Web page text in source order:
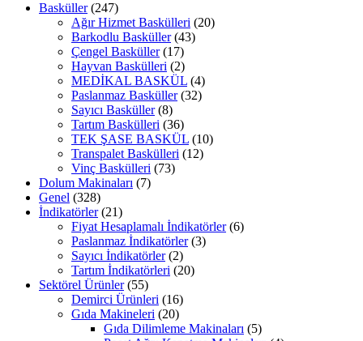
Basküller (247)
Ağır Hizmet Baskülleri (20)
Barkodlu Basküller (43)
Çengel Basküller (17)
Hayvan Baskülleri (2)
MEDİKAL BASKÜL (4)
Paslanmaz Basküller (32)
Sayıcı Basküller (8)
Tartım Baskülleri (36)
TEK ŞASE BASKÜL (10)
Transpalet Baskülleri (12)
Vinç Baskülleri (73)
Dolum Makinaları (7)
Genel (328)
İndikatörler (21)
Fiyat Hesaplamalı İndikatörler (6)
Paslanmaz İndikatörler (3)
Sayıcı İndikatörler (2)
Tartım İndikatörleri (20)
Sektörel Ürünler (55)
Demirci Ürünleri (16)
Gıda Makineleri (20)
Gıda Dilimleme Makinaları (5)